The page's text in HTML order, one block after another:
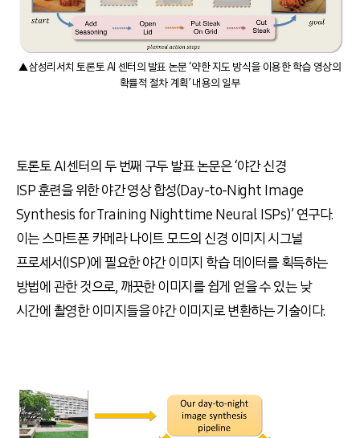
▲삼성리서치 토론토 AI 센터의 발표 논문 ‘약한 지도 방식을 이용한 학습 영상의
확률적 절차 계획’ 내용의 일부
토론토AI센터의 두 번째 구두 발표 논문은‘야간 신경
ISP훈련을 위한 야간 영상 합성(Day-to-Night Image
Synthesis for Training Nighttime Neural ISPs)’ 연구다.
이는 스마트폰 카메라 나이트 모드의 신경 이미지 시그널
프로세서(ISP)에 필요한 야간 이미지 학습 데이터를 획득하는
방법에 관한 것으로, 깨끗한 이미지를 쉽게 얻을 수 있는 낮
시간에 촬영한 이미지들을 야간 이미지로 변환하는 기술이다.